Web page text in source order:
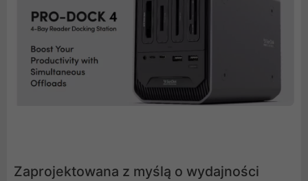
Zaprojektowana z myślą o wydajności